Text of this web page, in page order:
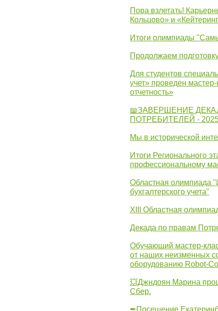
Пора взлетать!
Кольцово» и
Итоги олимпиады
Продолжаем
Для студентов
учет» проведен
отчетность»
📖ЗАВЕРШЕНИЕ
ПОТРЕБИТЕЛЕЙ -
Мы в исторической
Итоги Регионального
профессиональному
Областная олимпиада
бухгалтерского учета"
XIII Областная
Декада по правам
Обучающий мастер-
от наших неизменных
оборудованию Robot-
💥Джндоян Марина
Сбер.
✒Посещение